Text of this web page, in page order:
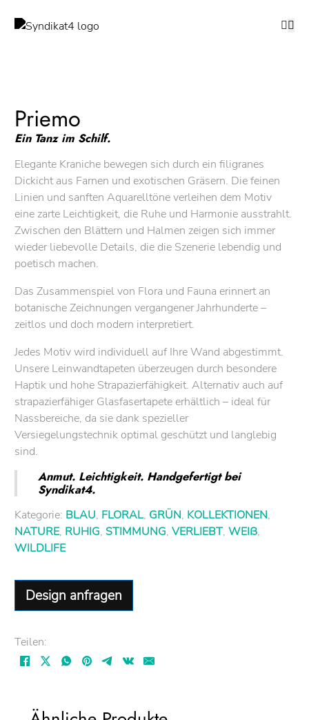
Priemo
Ein Tanz im Schilf.
Elegante Kraniche bewegen sich durch ein filigranes
Dickicht aus Farnen und exotischen Gräsern. Die feinen
Linien und sanften Aquarelltöne verleihen dem Motiv
eine zarte Leichtigkeit, die Ruhe und Harmonie ausstrahlt.
Zwischen den Blättern und Halmen zeigen sich immer
wieder liebevolle Details, die die Szenerie lebendig und
poetisch machen.
Das Zusammenspiel von Flora und Fauna erinnert an
botanische Zeichnungen vergangener Jahrhunderte –
zeitlos und doch modern interpretiert.
Jedes Motiv wird individuell auf Ihre Wand abgestimmt.
Unsere Leinwandtapeten überzeugen durch besondere
Haptik und hohe Strapazierfähigkeit. Alternativ auch auf
strapazierfähiger Glasfasertapete erhältlich – ideal für
Nassbereiche, da sie dank spezieller
Versiegelungstechnik optimal geschützt und langlebig
sind.
Anmut. Leichtigkeit. Handgefertigt bei
Syndikat4.
Kategorie: BLAU, FLORAL, GRÜN, KOLLEKTIONEN,
NATURE, RUHIG,STIMMUNG,VERLIEBT,WEIß,
WILDLIFE
Design anfragen
Teilen: